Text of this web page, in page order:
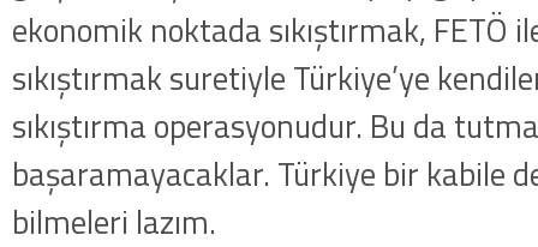
ekonomik noktada sıkıştırmak, FETÖ
sıkıştırmak suretiyle Türkiye’ye
sıkıştırma operasyonudur. Bu da
başaramayacaklar. Türkiye bir kabile
bilmeleri lazım.